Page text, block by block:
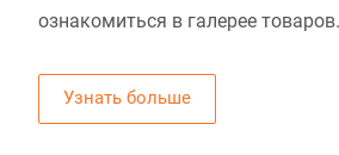
ознакомиться в галерее товаров.
Узнать больше